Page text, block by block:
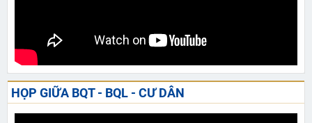
HỌP GIỮA BQT - BQL - CƯ DÂN